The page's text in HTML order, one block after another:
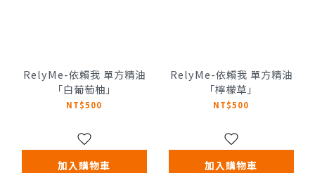
RelyMe-依賴我 單方精油
「白葡萄柚」
NT$500
加入購物車
RelyMe-依賴我 單方精油
「檸檬草」
NT$500
加入購物車